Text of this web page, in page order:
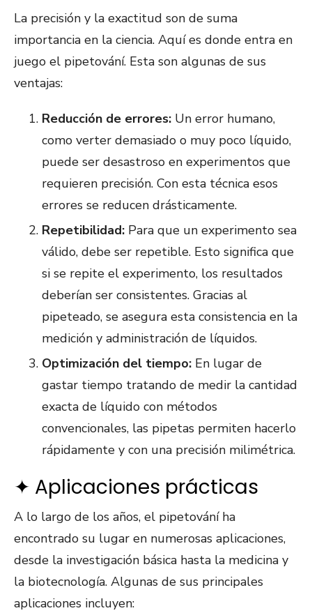
La precisión y la exactitud son de suma
importancia en la ciencia. Aquí es donde entra en
juego el pipetování. Esta son algunas de sus
ventajas:
Reducción de errores: Un error humano,
como verter demasiado o muy poco líquido,
puede ser desastroso en experimentos que
requieren precisión. Con esta técnica esos
errores se reducen drásticamente.
Repetibilidad: Para que un experimento sea
válido, debe ser repetible. Esto significa que
si se repite el experimento, los resultados
deberían ser consistentes. Gracias al
pipeteado, se asegura esta consistencia en la
medición y administración de líquidos.
Optimización del tiempo: En lugar de
gastar tiempo tratando de medir la cantidad
exacta de líquido con métodos
convencionales, las pipetas permiten hacerlo
rápidamente y con una precisión milimétrica.
✦ Aplicaciones prácticas
A lo largo de los años, el pipetování ha
encontrado su lugar en numerosas aplicaciones,
desde la investigación básica hasta la medicina y
la biotecnología. Algunas de sus principales
aplicaciones incluyen: